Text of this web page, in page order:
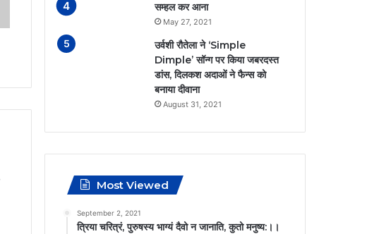
सम्हल कर आना
May 27, 2021
उर्वशी रौतेला ने ‘Simple
Dimple’ सॉन्ग पर किया जबरदस्त
डांस, दिलकश अदाओं ने फैन्स को
बनाया दीवाना
August 31, 2021
Most Viewed
September 2, 2021
त्रिया चरित्रं, पुरुषस्य भाग्यं दैवो न जानाति, कुतो मनुष्य:।।